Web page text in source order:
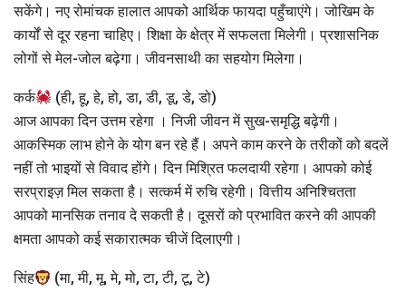
सकेंगे। नए रोमांचक हालात आपको आर्थिक फायदा पहुँचाएंगे। जोखिम के
कार्यों से दूर रहना चाहिए। शिक्षा के क्षेत्र में सफलता मिलेगी। प्रशासनिक
लोगों से मेल-जोल बढ़ेगा। जीवनसाथी का सहयोग मिलेगा।
कर्क
(ही, हू, हे, हो, डा, डी, डू, डे, डो)
आज आपका दिन उत्तम रहेगा । निजी जीवन में सुख-समृद्धि बढ़ेगी।
आकस्मिक लाभ होने के योग बन रहे हैं। अपने काम करने के तरीकों को बदलें
नहीं तो भाइयों से विवाद होंगे। दिन मिश्रित फलदायी रहेगा। आपको कोई
सरप्राइज़ मिल सकता है। सत्कर्म में रुचि रहेगी। वित्तीय अनिश्चितता
आपको मानसिक तनाव दे सकती है। दूसरों को प्रभावित करने की आपकी
क्षमता आपको कई सकारात्मक चीजें दिलाएगी।
सिंह
(मा, मी, मू, मे, मो, टा, टी, टू, टे)